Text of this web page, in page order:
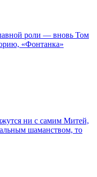
роли — вновь Том
«Фонтанка»
ни с самим Митей,
шаманством, то